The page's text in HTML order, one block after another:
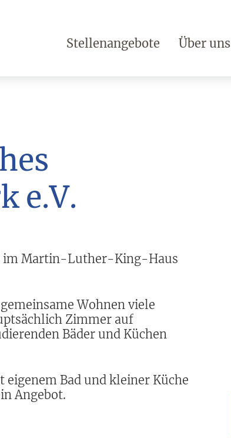
Stellenangebote Über uns
e.V.
im Martin-Luther-King-Haus
Wohnen viele
Zimmer auf
Bäder und Küchen
Bad und kleiner Küche
Angebot.